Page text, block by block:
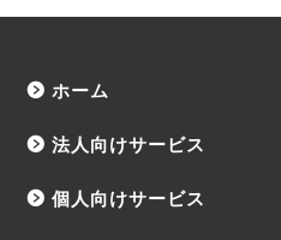
ホーム
法人向けサービス
個人向けサービス